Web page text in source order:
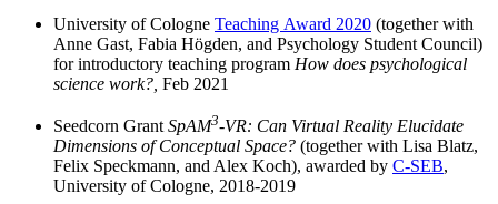
University of Cologne Teaching Award 2020 (together with
Anne Gast, Fabia Högden, and Psychology Student Council)
for introductory teaching program How does psychological
science work?, Feb 2021
Seedcorn GrantSpAM3-VR: Can Virtual Reality Elucidate
Dimensions of Conceptual Space? (together with Lisa Blatz,
Felix Speckmann, and Alex Koch), awarded by C-SEB,
University of Cologne, 2018-2019